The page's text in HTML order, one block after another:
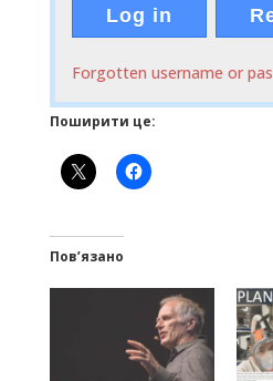
Log in
Forgotten username or
Поширити це:
Пов’язано